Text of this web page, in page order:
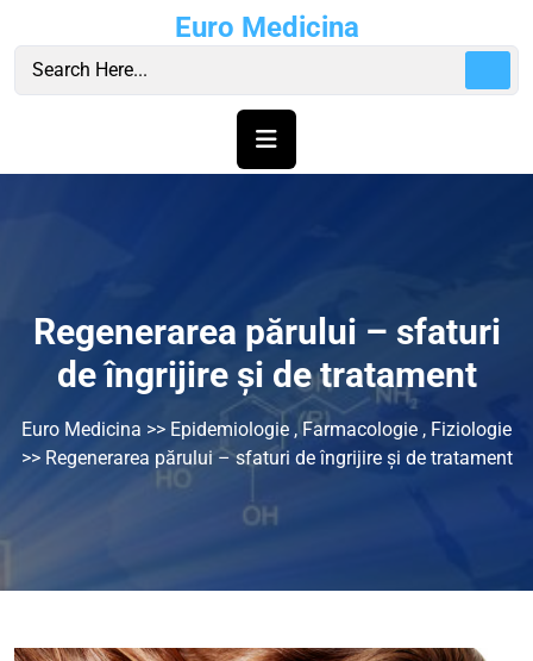
content
Euro Medicina
Regenerarea părului – sfaturi
de îngrijire și de tratament
Euro Medicina >> Epidemiologie ,Farmacologie , Fiziologie
>> Regenerarea părului – sfaturi de îngrijire și de tratament